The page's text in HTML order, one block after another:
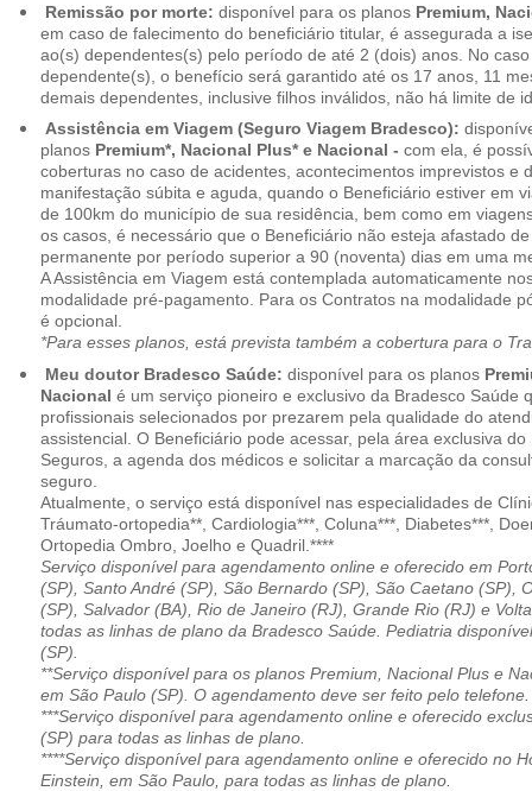
Remissão por morte: disponível para os planos Premium,
em caso de falecimento do beneficiário titular, é assegurada a
ao(s) dependentes(s) pelo período de até 2 (dois) anos. No
dependente(s), o benefício será garantido até os 17 anos, 11
demais dependentes, inclusive filhos inválidos, não há limite de
Assistência em Viagem (Seguro Viagem Bradesco):
planos Premium*, Nacional Plus* e Nacional - com ela, é
coberturas no caso de acidentes, acontecimentos imprevistos e
manifestação súbita e aguda, quando o Beneficiário estiver em
de 100km do município de sua residência, bem como em
os casos, é necessário que o Beneficiário não esteja afastado
permanente por período superior a 90 (noventa) dias em uma
A Assistência em Viagem está contemplada automaticamente
modalidade pré-pagamento. Para os Contratos na modalidade
é opcional.
*Para esses planos, está prevista também a cobertura para o
Meu doutor Bradesco Saúde: disponível para os planos
Nacional é um serviço pioneiro e exclusivo da Bradesco Saúde
profissionais selecionados por prezarem pela qualidade do
assistencial. O Beneficiário pode acessar, pela área exclusiva
Seguros, a agenda dos médicos e solicitar a marcação da
seguro.
Atualmente, o serviço está disponível nas especialidades de
Tráumato-ortopedia**, Cardiologia***, Coluna***, Diabetes***,
Ortopedia Ombro, Joelho e Quadril.****
Serviço disponível para agendamento online e oferecido em
(SP), Santo André (SP), São Bernardo (SP), São Caetano (SP),
(SP), Salvador (BA), Rio de Janeiro (RJ), Grande Rio (RJ) e
todas as linhas de plano da Bradesco Saúde. Pediatria
(SP).
**Serviço disponível para os planos Premium, Nacional Plus e
em São Paulo (SP). O agendamento deve ser feito pelo telefone.
***Serviço disponível para agendamento online e oferecido
(SP) para todas as linhas de plano.
****Serviço disponível para agendamento online e oferecido no
Einstein, em São Paulo, para todas as linhas de plano.